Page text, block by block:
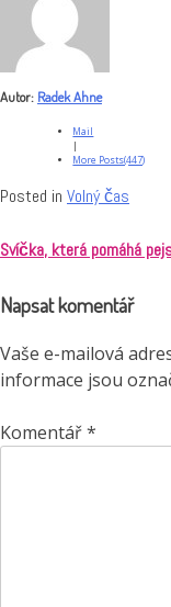
Autor: Radek Ahne
Mail
More Posts(447)
Posted in Volný čas
pro
příspěvek
Svíčka, která pomáhá
Napsat komentář
Vaše e-mailová
informace jsou
Komentář*